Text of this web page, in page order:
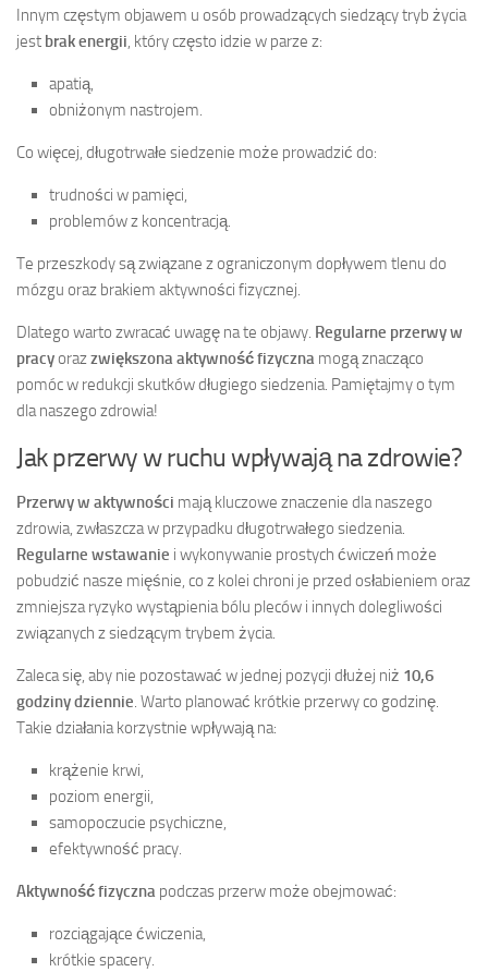
Innym częstym objawem u osób prowadzących siedzący tryb życia
jest brak energii, który często idzie w parze z:
apatią,
obniżonym nastrojem.
Co więcej, długotrwałe siedzenie może prowadzić do:
trudności w pamięci,
problemów z koncentracją.
Te przeszkody są związane z ograniczonym dopływem tlenu do
mózgu oraz brakiem aktywności fizycznej.
Dlatego warto zwracać uwagę na te objawy. Regularne przerwy w
pracyorazzwiększona aktywność fizyczna mogą znacząco
pomóc w redukcji skutków długiego siedzenia. Pamiętajmy o tym
dla naszego zdrowia!
Jak przerwy w ruchu wpływają na zdrowie?
Przerwy w aktywności mają kluczowe znaczenie dla naszego
zdrowia, zwłaszcza w przypadku długotrwałego siedzenia.
Regularne wstawanie i wykonywanie prostych ćwiczeń może
pobudzić nasze mięśnie, co z kolei chroni je przed osłabieniem oraz
zmniejsza ryzyko wystąpienia bólu pleców i innych dolegliwości
związanych z siedzącym trybem życia.
Zaleca się, aby nie pozostawać w jednej pozycji dłużej niż 10,6
godziny dziennie. Warto planować krótkie przerwy co godzinę.
Takie działania korzystnie wpływają na:
krążenie krwi,
poziom energii,
samopoczucie psychiczne,
efektywność pracy.
Aktywność fizyczna podczas przerw może obejmować:
rozciągające ćwiczenia,
krótkie spacery.